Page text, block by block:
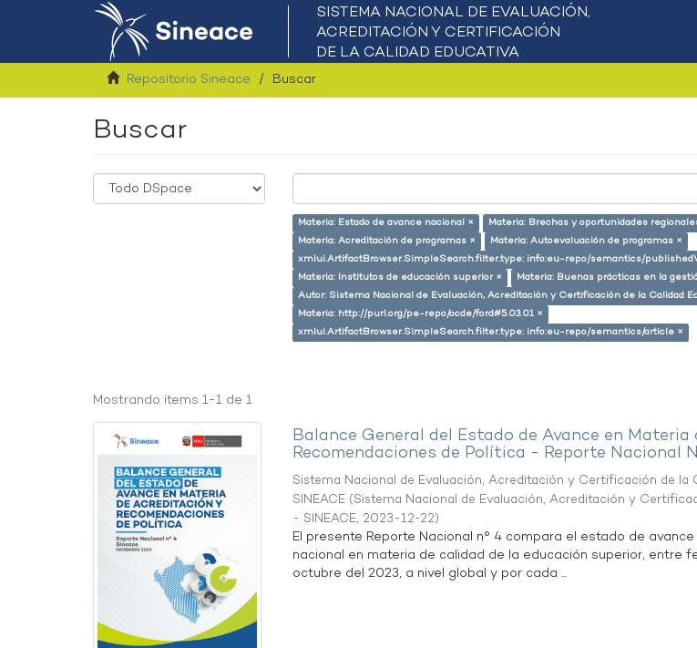
Repositorio Sineace Buscar
Buscar
Materia: Estado de avance nacional ×
Materia: Brechas y oportunidades
Materia: Acreditación de programas ×
Materia: Autoevaluación de programas ×
xmlui.ArtifactBrowser.SimpleSearch.filter.type: info:eu-repo/semantics/
Materia: Institutos de educación superior ×
Materia: Buenas prácticas en la
Autor: Sistema Nacional de Evaluación, Acreditación y Certificación de la Calidad
Materia: http://purl.org/pe-repo/ocde/ford#5.03.01 ×
xmlui.ArtifactBrowser.SimpleSearch.filter.type: info:eu-repo/semantics/article ×
Mostrando ítems 1-1 de 1
Balance General del Estado de Avance en
Recomendaciones de Política - Reporte Nacional
Sistema Nacional de Evaluación, Acreditación y Certificación de la
SINEACE (Sistema Nacional de Evaluación, Acreditación y
- SINEACE, 2023-12-22)
El presente Reporte Nacional n° 4 compara el estado de
nacional en materia de calidad de la educación superior, entre
octubre del 2023, a nivel global y por cada ...